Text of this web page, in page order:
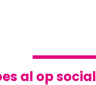
al op social